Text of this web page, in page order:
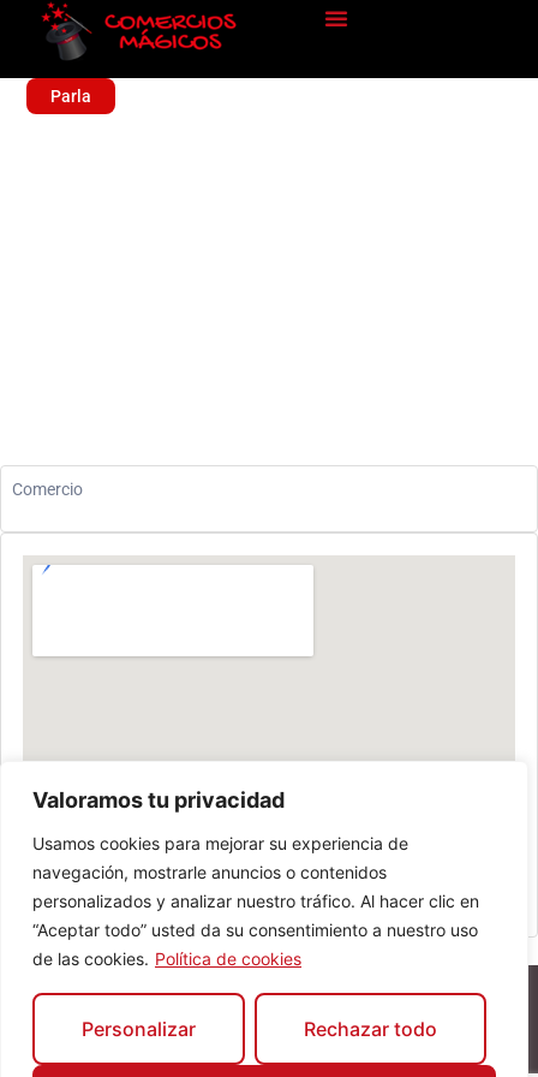
Valoramos tu privacidad
Usamos cookies para mejorar su experiencia de
navegación, mostrarle anuncios o contenidos
personalizados y analizar nuestro tráfico. Al hacer clic en
“Aceptar todo” usted da su consentimiento a nuestro uso
de las cookies. Política de cookies
Personalizar Rechazar todo
Parla
Comercio